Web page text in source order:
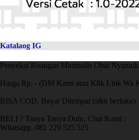
Katalaog IG
Penyekat Ruangan Minimalis Obat Nyamuk
Harga Rp. - (DM Kami atau Klik Link Wa
BISA COD, Bayar Ditempat (s&k berlaku)
BELI ? Tanya Tanya Dulu, Chat Kami :
Whatsapp. 081 229 525 525